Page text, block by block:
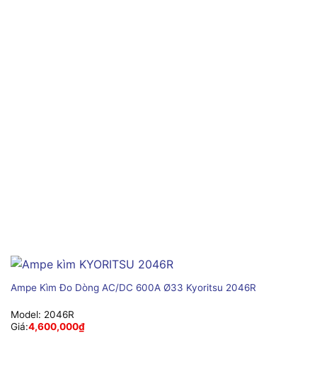
Ampe Kìm Đo Dòng AC/DC 600A Ø33 Kyoritsu 2046R
Model: 2046R
Giá:4,600,000₫